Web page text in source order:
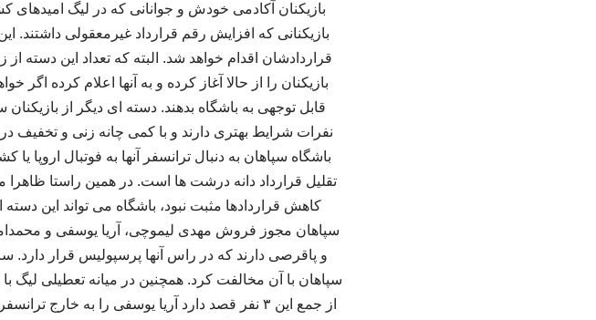
بازیکنان آکادمی خودش و جوانانی که در لیگ امیدهای
بازیکنانی که افزایش رقم قرارداد غیرمعقولی
قراردادشان اقدام خواهد شد. البته که تعداد این دسته
بازیکنان را از حالا آغاز کرده و به آنها اعلام کرده
نفرات شرایط بهتری دارند و با کمی چانه زنی و تخفیف
باشگاه سپاهان به دنبال ترانسفر آنها به فوتبال اروپا
تقلیل قرارداد دانه درشت ها است. در همین راستا ظاهرا
کاهش قراردادها مثبت نبود، باشگاه می تواند این دسته
و پاقرصی دارند که در راس آنها پرسپولیس قرار
سپاهان با آن مخالفت کرد. همچنین در میانه تعطیلی
از جمع این ۳ نفر قصد دارد آریا یوسفی را به